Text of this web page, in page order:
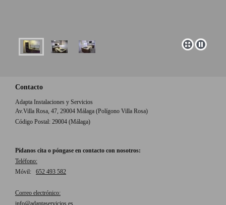
Contacto
Adapta Instalaciones y Servicios
Av.Villa Rosa, 47, 29004 Málaga (Polígono Villa Rosa)
Código Postal: 29004 (Málaga)
Pídanos cita o póngase en contacto con nosotros:
Teléfono:
Móvil: 652 493 582
Correo electrónico:
info@adaptaservicios.es